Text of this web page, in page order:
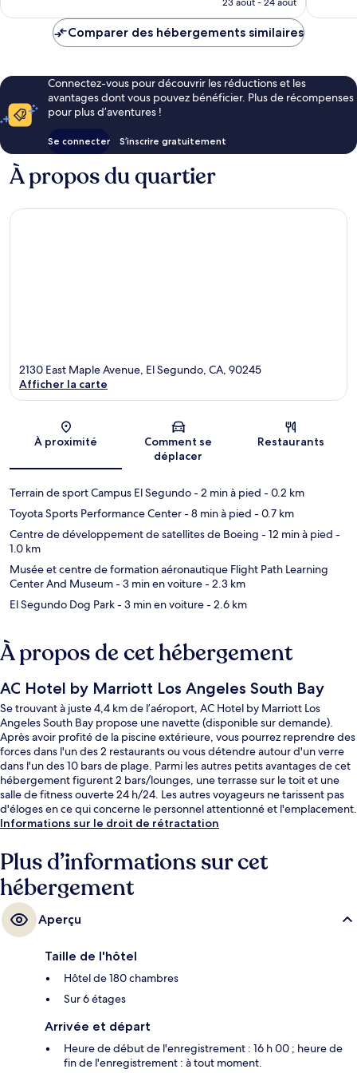
de
Comparer des hébergements similaires
Connectez-vous pour découvrir les réductions et les
avantages dont vous pouvez bénéficier. Plus de récompenses
pour plus d’aventures !
Se connecter S’inscrire gratuitement
À propos du quartier
Carte
2130 East Maple Avenue, El Segundo, CA, 90245
Afficher la carte
À proximité
Comment se
déplacer
Restaurants
Terrain de sport Campus El Segundo- 2 min à pied - 0.2 km
Toyota Sports Performance Center- 8 min à pied - 0.7 km
Centre de développement de satellites de Boeing - 12 min à pied -
1.0 km
Musée et centre de formation aéronautique Flight Path Learning
Center And Museum- 3 min en voiture- 2.3 km
El Segundo Dog Park- 3 min en voiture- 2.6 km
À propos de cet hébergement
AC Hotel by Marriott Los Angeles South Bay
Se trouvant à juste 4,4 km de l’aéroport, AC Hotel by Marriott Los
Angeles South Bay propose une navette (disponible sur demande).
Après avoir profité de la piscine extérieure, vous pourrez reprendre des
forces dans l'un des 2 restaurants ou vous détendre autour d'un verre
dans l'un des 10 bars de plage. Parmi les autres petits avantages de cet
hébergement figurent 2 bars/lounges, une terrasse sur le toit et une
salle de fitness ouverte 24 h/24. Les autres voyageurs ne tarissent pas
d'éloges en ce qui concerne le personnel attentionné et l'emplacement.
Les transports publics sont tout proches. Station Mariposa se situe à
Informations sur le droit de rétractation
Plus d’informations sur cet
hébergement
Aperçu
Taille de l'hôtel
Hôtel de 180 chambres
Sur 6 étages
Arrivée et départ
Heure de début de l'enregistrement : 16 h 00 ; heure de
fin de l'enregistrement : à tout moment.